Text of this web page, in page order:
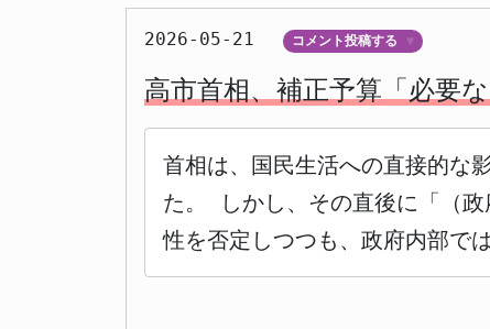
2026-05-21 コメント投稿する ▼
高市首相、補正予算「必要
首相は、国民生活への直接的な
た。 しかし、その直後に「（
性を否定しつつも、政府内部で